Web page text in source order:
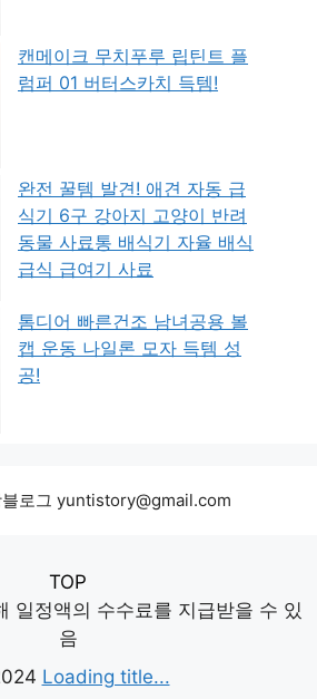
캔메이크 무치푸루 립틴트 플
럼퍼 01 버터스카치 득템!
완전 꿀템 발견! 애견 자동 급
식기 6구 강아지 고양이 반려
동물 사료통 배식기 자율 배식
급식 급여기 사료
톰디어 빠른건조 남녀공용 볼
캡 운동 나일론 모자 득템 성
공!
로그 yuntistory@gmail.com
TOP
일정액의 수수료를 지급받을 수 있
음
Loading title...